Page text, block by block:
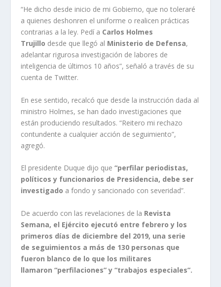
“He dicho desde inicio de mi Gobierno, que no toleraré
a quienes deshonren el uniforme o realicen prácticas
contrarias a la ley. Pedí a Carlos Holmes
Trujillo desde que llegó al Ministerio de Defensa,
adelantar rigurosa investigación de labores de
inteligencia de últimos 10 años”, señaló a través de su
cuenta de Twitter.
En ese sentido, recalcó que desde la instrucción dada al
ministro Holmes, se han dado investigaciones que
están produciendo resultados. “Reitero mi rechazo
contundente a cualquier acción de seguimiento”,
agregó.
El presidente Duque dijo que“perfilar periodistas,
políticos y funcionarios de Presidencia, debe ser
investigado a fondo y sancionado con severidad”.
De acuerdo con las revelaciones de la Revista
Semana, el Ejército ejecutó entre febrero y los
primeros días de diciembre del 2019, una serie
de seguimientos a más de 130 personas que
fueron blanco de lo que los militares
llamaron “perfilaciones” y “trabajos especiales”.